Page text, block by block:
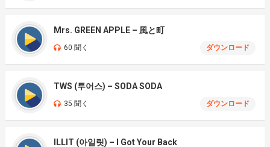
Mrs. GREEN APPLE – 風と町
60 聞く ダウンロード
TWS (투어스) – SODA SODA
35 聞く ダウンロード
ILLIT (아일릿) – I Got Your Back